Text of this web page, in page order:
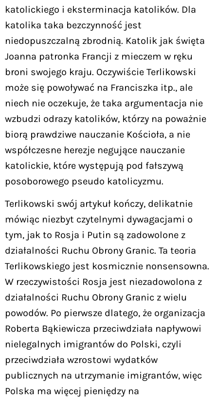
katolickiego i eksterminacja katolików. Dla
katolika taka bezczynność jest
niedopuszczalną zbrodnią. Katolik jak święta
Joanna patronka Francji z mieczem w ręku
broni swojego kraju. Oczywiście Terlikowski
może się powoływać na Franciszka itp., ale
niech nie oczekuje, że taka argumentacja nie
wzbudzi odrazy katolików, którzy na poważnie
biorą prawdziwe nauczanie Kościoła, a nie
współczesne herezje negujące nauczanie
katolickie, które występują pod fałszywą
posoborowego pseudo katolicyzmu.
Terlikowski swój artykuł kończy, delikatnie
mówiąc niezbyt czytelnymi dywagacjami o
tym, jak to Rosja i Putin są zadowolone z
działalności Ruchu Obrony Granic. Ta teoria
Terlikowskiego jest kosmicznie nonsensowna.
W rzeczywistości Rosja jest niezadowolona z
działalności Ruchu Obrony Granic z wielu
powodów. Po pierwsze dlatego, że organizacja
Roberta Bąkiewicza przeciwdziała napływowi
nielegalnych imigrantów do Polski, czyli
przeciwdziała wzrostowi wydatków
publicznych na utrzymanie imigrantów, więc
Polska ma więcej pieniędzy na